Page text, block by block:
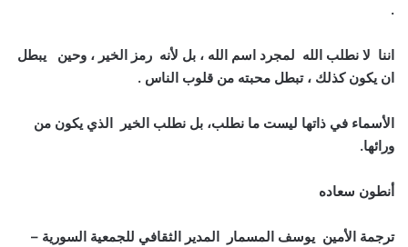
.
اننا لا نطلب الله لمجرد اسم الله ، بل لأنه رمز الخير ، وحين يبطل
ان يكون كذلك ، تبطل محبته من قلوب الناس .
الأسماء في ذاتها ليست ما نطلب، بل نطلب الخير الذي يكون من
ورائها.
أنطون سعاده
ترجمة الأمين يوسف المسمار المدير الثقافي للجمعية السورية –